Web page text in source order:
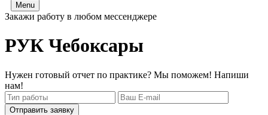
Menu
Закажи работу в любом мессенджере
РУК Чебоксары
Нужен готовый отчет по практике? Мы поможем! Напиши
нам!
Отправить заявку